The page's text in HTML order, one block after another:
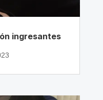
ingresantes